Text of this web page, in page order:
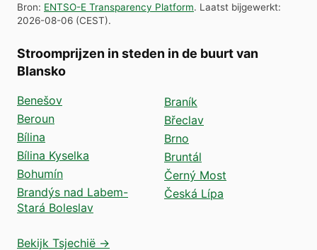
Bron: ENTSO-E Transparency Platform. Laatst bijgewerkt:
2026-08-06 (CEST).
Stroomprijzen in steden in de buurt van
Blansko
Benešov
Beroun
Bílina
Bílina Kyselka
Bohumín
Brandýs nad Labem-
Stará Boleslav
Braník
Břeclav
Brno
Bruntál
Černý Most
Česká Lípa
Bekijk Tsjechië →